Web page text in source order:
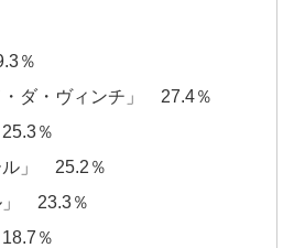
％
ダ・ヴィンチ」 27.4％
％
」 25.2％
23.3％
％